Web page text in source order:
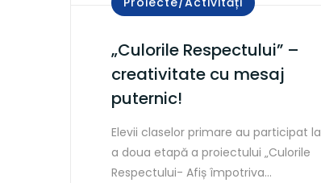
„Culorile Respectului” –
creativitate cu mesaj
puternic!
Elevii claselor primare au participat la
a doua etapă a proiectului „Culorile
Respectului- Afiș împotriva…